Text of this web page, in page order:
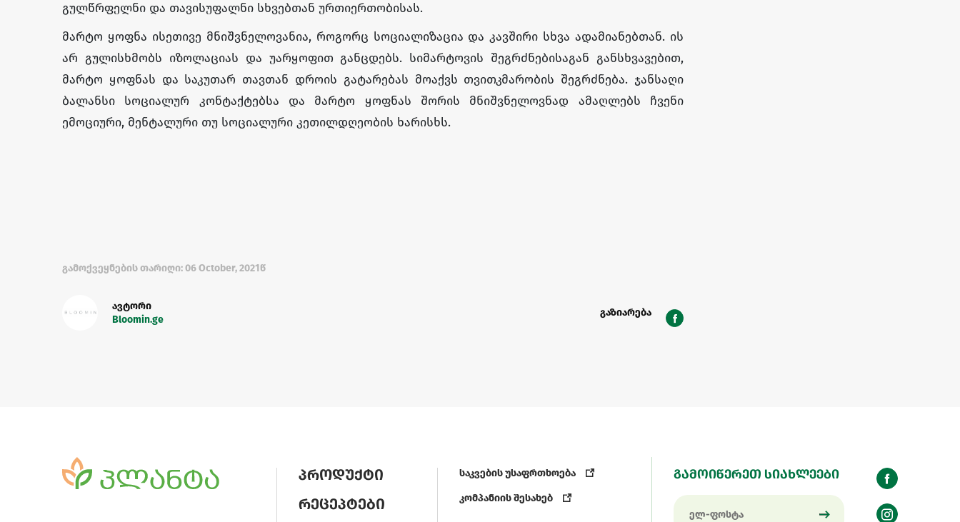
გულწრფელნი და თავისუფალნი სხვებთან ურთიერთობისას.
მარტო ყოფნა ისეთივე მნიშვნელოვანია, როგორც სოციალიზაცია და კავშირი სხვა ადამიანებთან. ის
არ გულისხმობს იზოლაციას და უარყოფით განცდებს. სიმარტოვის შეგრძნებისაგან განსხვავებით,
მარტო ყოფნას და საკუთარ თავთან დროის გატარებას მოაქვს თვითკმარობის შეგრძნება. ჯანსაღი
ბალანსი სოციალურ კონტაქტებსა და მარტო ყოფნას შორის მნიშვნელოვნად ამაღლებს ჩვენი
ემოციური, მენტალური თუ სოციალური კეთილდღეობის ხარისხს.
გამოქვეყნების თარიღი: 06 October, 2021წ
ავტორი
Bloomin.ge
გაზიარება
პროდუქტი
რეცეპტები
საკვების უსაფრთხოება
კომპანიის შესახებ
გამოიწერეთ სიახლეები